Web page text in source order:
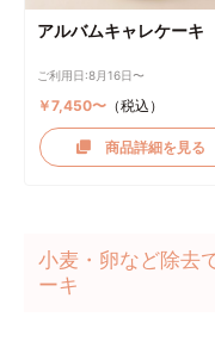
アルバムキャレケーキ
ご利用日:8月16日〜
￥7,450〜（税込）
商品詳細を見る
小麦・卵など除去
ーキ